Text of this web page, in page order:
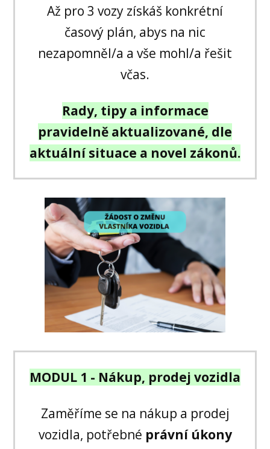
Až pro 3 vozy získáš konkrétní
časový plán, abys na nic
nezapomněl/a a vše mohl/a řešit
včas.
Rady, tipy a informace
pravidelně aktualizované, dle
aktuální situace a novel zákonů.
MODUL 1 - Nákup, prodej vozidla
Zaměříme se na nákup a prodej
vozidla, potřebné právní úkony